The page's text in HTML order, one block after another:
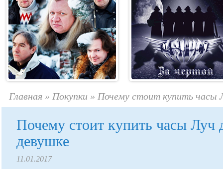
Главная » Покупки » Почему стоит купить часы
Почему стоит купить часы Луч
девушке
11.01.2017